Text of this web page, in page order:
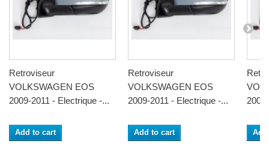
Retroviseur
VOLKSWAGEN EOS
2009-2011 - Electrique -...
Add to cart
Retroviseur
VOLKSWAGEN EOS
2009-2011 - Electrique -...
Add to cart